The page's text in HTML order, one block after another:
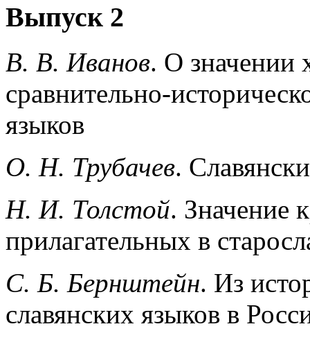
Выпуск 2
В. В. Иванов. О значении
сравнительно-
языков
О. Н. Трубачев.
Н. И. Толстой. Значение
прилагательных в
С. Б. Бернштейн. Из
славянских языков в